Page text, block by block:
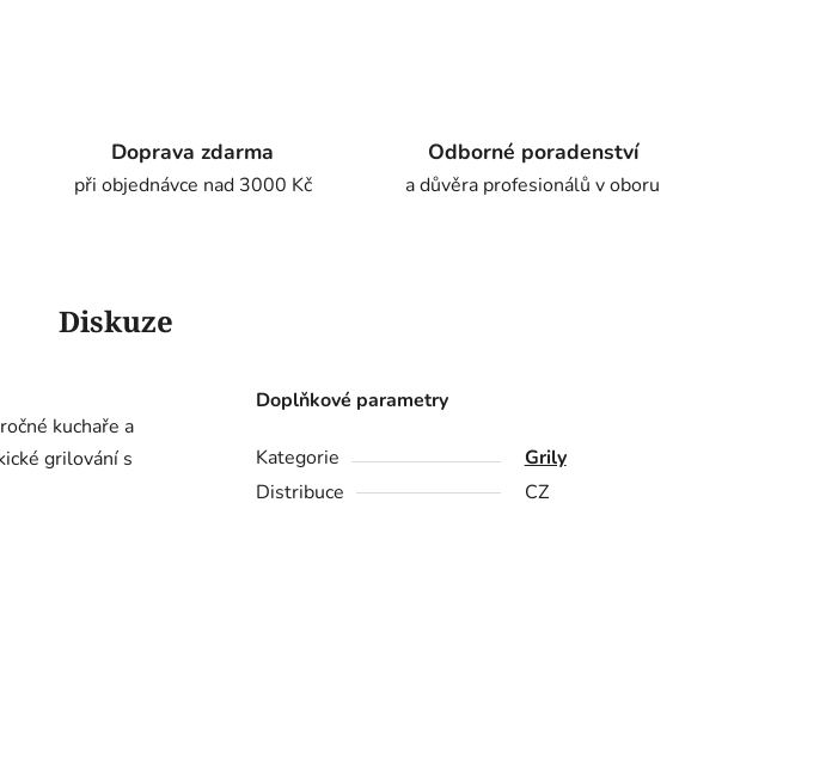
Doprava zdarma
při objednávce nad 3000 Kč
Odborné poradenství
a důvěra profesionálů v oboru
Diskuze
kuchaře a
grilování s
Doplňkové parametry
Kategorie
Grily
Distribuce
CZ